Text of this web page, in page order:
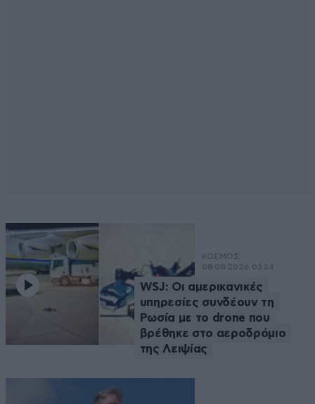
ΚΟΣΜΟΣ
08·08·2026 03:34
WSJ: Οι αμερικανικές
υπηρεσίες συνδέουν τη
Ρωσία με το drone που
βρέθηκε στο αεροδρόμιο
της Λειψίας